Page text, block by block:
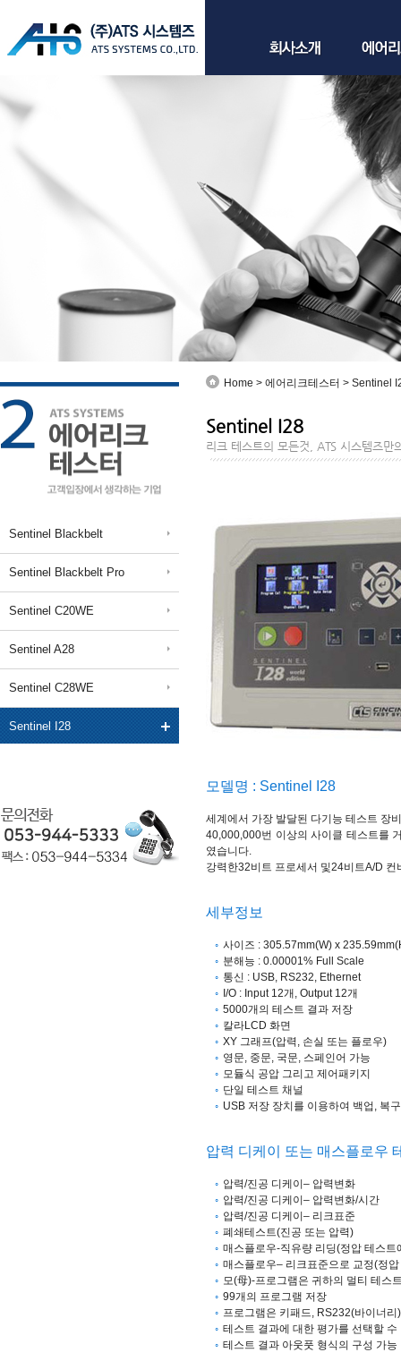
Sentinel Blackbelt
Sentinel Blackbelt Pro
Sentinel C20WE
Sentinel A28
Sentinel C28WE
Sentinel I28
Home > 에어리크테스터 > Sentinel
Sentinel I28
리크 테스트의 모든것, ATS 시스템즈
모델명 : Sentinel I28
세계에서 가장 발달된 다기능 테스트 장
40,000,000번 이상의 사이클 테스트를
였습니다.
강력한32비트 프로세서 및24비트A/D 컨
세부정보
사이즈 : 305.57mm(W) x
분해능 : 0.00001% Full Scale
통신 : USB, RS232, Ethernet
I/O : Input 12개, Output 12개
5000개의 테스트 결과 저장
칼라LCD 화면
XY 그래프(압력, 손실 또는 플로우)
영문, 중문, 국문, 스페인어 가능
모듈식 공압 그리고 제어패키지
단일 테스트 채널
USB 저장 장치를 이용하여 백업, 복
압력 디케이 또는 매스플로우
압력/진공 디케이– 압력변화
압력/진공 디케이– 압력변화/시간
압력/진공 디케이– 리크표준
폐쇄테스트(진공 또는 압력)
매스플로우-직유량 리딩(정압 테스트
매스플로우– 리크표준으로 교정(정
모(母)-프로그램은 귀하의 멀티 테스
99개의 프로그램 저장
프로그램은 키패드, RS232(바이너
테스트 결과에 대한 평가를 선택할
테스트 결과 아웃풋 형식의 구성 가능